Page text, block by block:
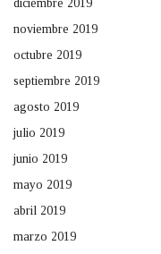
diciembre 2019
noviembre 2019
octubre 2019
septiembre 2019
agosto 2019
julio 2019
junio 2019
mayo 2019
abril 2019
marzo 2019